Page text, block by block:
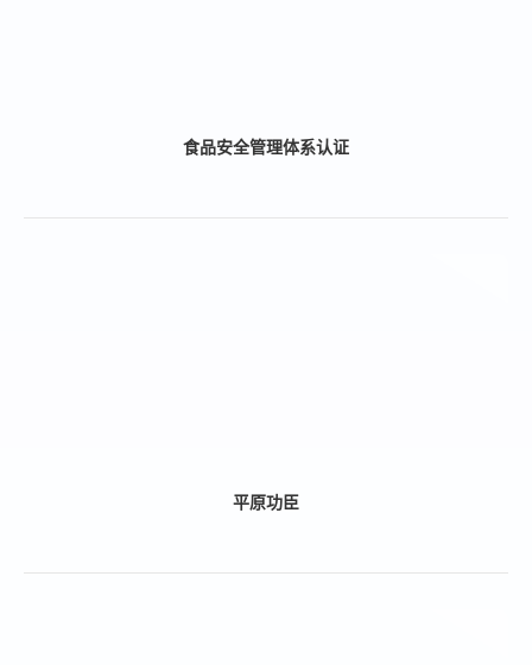
食品安全管理体系认证
平原功臣